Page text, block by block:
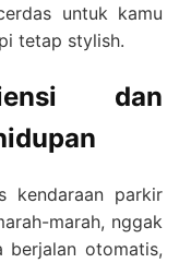
untuk kamu
tetap stylish.
dan
kendaraan parkir
marah, nggak
berjalan otomatis,